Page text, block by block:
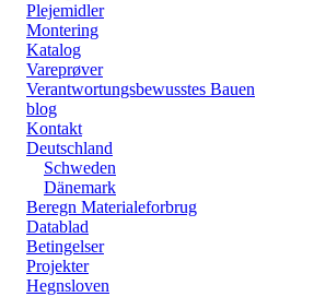
Plejemidler
Montering
Katalog
Vareprøver
Verantwortungsbewusstes Bauen
blog
Kontakt
Deutschland
Schweden
Dänemark
Beregn Materialeforbrug
Datablad
Betingelser
Projekter
Hegnsloven